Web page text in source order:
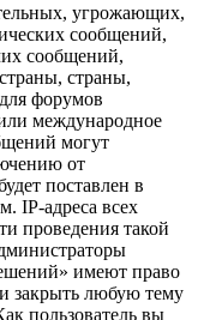
угрожающих,
сообщений,
сообщений,
страны,
форумов
международное
могут
от
поставлен в
IP-адреса всех
проведения такой
имеют право
закрыть любую тему
пользователь вы